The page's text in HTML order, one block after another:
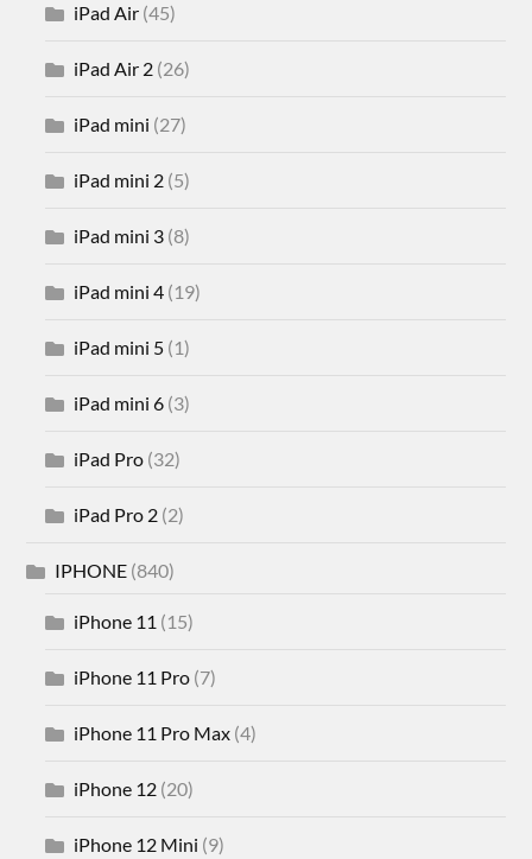
iPad Air (45)
iPad Air 2 (26)
iPad mini (27)
iPad mini 2 (5)
iPad mini 3 (8)
iPad mini 4 (19)
iPad mini 5 (1)
iPad mini 6 (3)
iPad Pro (32)
iPad Pro 2 (2)
IPHONE (840)
iPhone 11 (15)
iPhone 11 Pro (7)
iPhone 11 Pro Max (4)
iPhone 12 (20)
iPhone 12 Mini (9)